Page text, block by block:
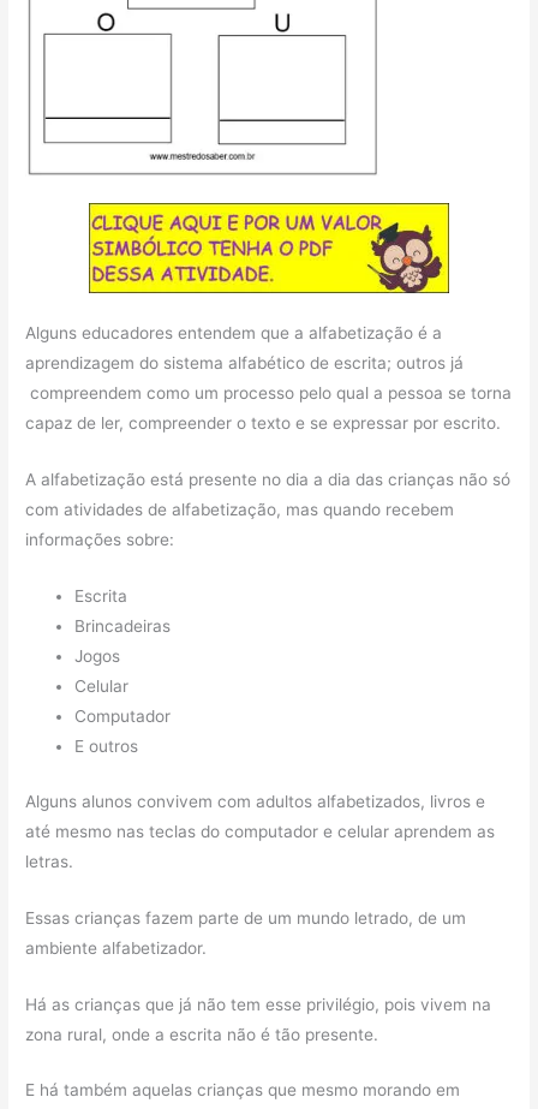
Alguns educadores entendem que a alfabetização é a
aprendizagem do sistema alfabético de escrita; outros já
compreendem como um processo pelo qual a pessoa se torna
capaz de ler, compreender o texto e se expressar por escrito.
A alfabetização está presente no dia a dia das crianças não só
com atividades de alfabetização, mas quando recebem
informações sobre:
Escrita
Brincadeiras
Jogos
Celular
Computador
E outros
Alguns alunos convivem com adultos alfabetizados, livros e
até mesmo nas teclas do computador e celular aprendem as
letras.
Essas crianças fazem parte de um mundo letrado, de um
ambiente alfabetizador.
Há as crianças que já não tem esse privilégio, pois vivem na
zona rural, onde a escrita não é tão presente.
E há também aquelas crianças que mesmo morando em